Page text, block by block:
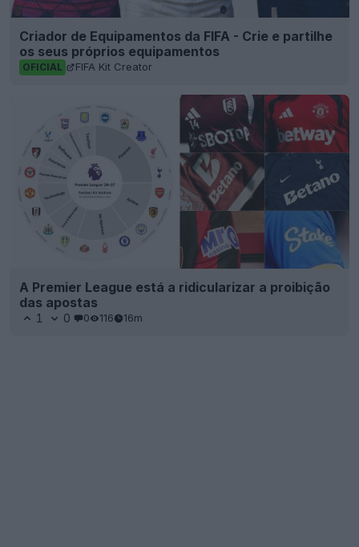
Criador de Equipamentos da FIFA - Crie e partilhe
os seus próprios equipamentos
OFICIAL FIFA Kit Creator
A Premier League está a ridicularizar a proibição
das apostas
1 0 0 116 16m